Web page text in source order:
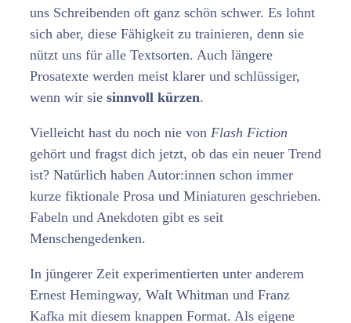
uns Schreibenden oft ganz schön schwer. Es lohnt
sich aber, diese Fähigkeit zu trainieren, denn sie
nützt uns für alle Textsorten. Auch längere
Prosatexte werden meist klarer und schlüssiger,
wenn wir sie sinnvoll kürzen.
Vielleicht hast du noch nie von Flash Fiction
gehört und fragst dich jetzt, ob das ein neuer Trend
ist? Natürlich haben Autor:innen schon immer
kurze fiktionale Prosa und Miniaturen geschrieben.
Fabeln und Anekdoten gibt es seit
Menschengedenken.
In jüngerer Zeit experimentierten unter anderem
Ernest Hemingway, Walt Whitman und Franz
Kafka mit diesem knappen Format. Als eigene